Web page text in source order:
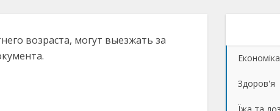
возраста, могут выезжать за
Економіка
Здоров'я